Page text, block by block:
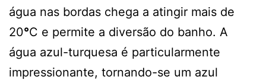
água nas bordas chega a atingir mais de
20°C e permite a diversão do banho. A
água azul-turquesa é particularmente
impressionante, tornando-se um azul